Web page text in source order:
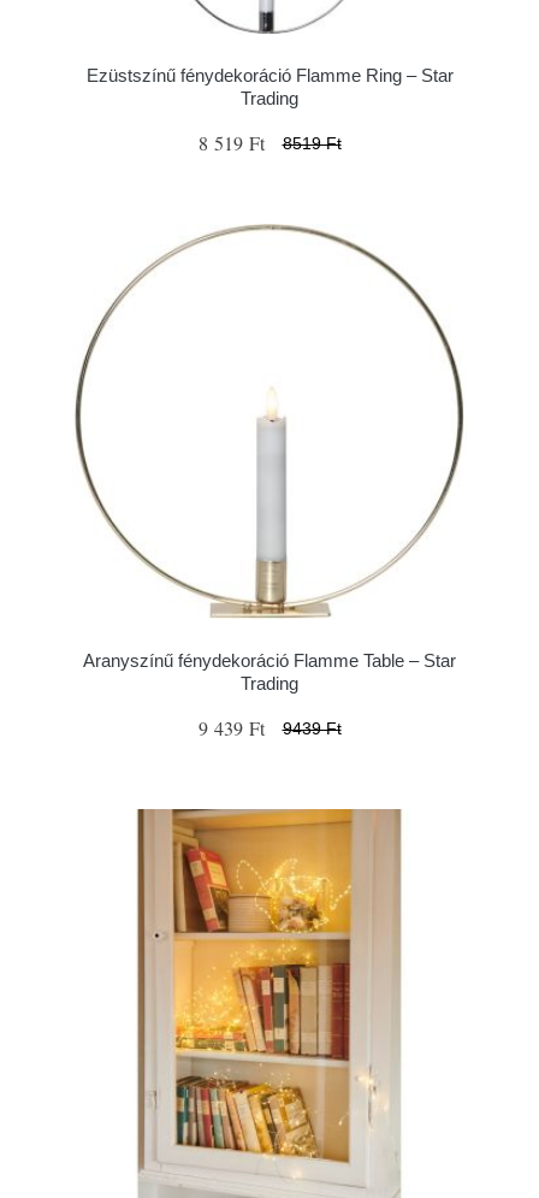
Ezüstszínű fénydekoráció Flamme Ring – Star
Trading
8 519 Ft 8519 Ft
Aranyszínű fénydekoráció Flamme Table – Star
Trading
9 439 Ft 9439 Ft